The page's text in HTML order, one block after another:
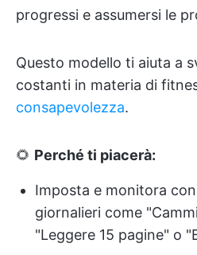
progressi e assumersi le
Questo modello ti aiuta a
costanti in materia di
consapevolezza.
🌻 Perché ti piacerà:
Imposta e monitora
giornalieri come
"Leggere 15 pagine" o